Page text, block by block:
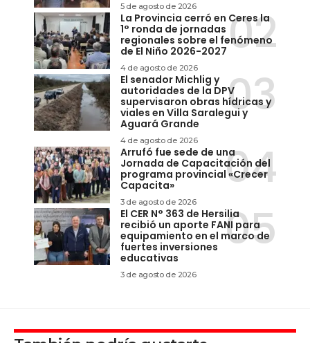
5 de agosto de 2026
La Provincia cerró en Ceres la
1° ronda de jornadas
regionales sobre el fenómeno
de El Niño 2026-2027
4 de agosto de 2026
El senador Michlig y
autoridades de la DPV
supervisaron obras hídricas y
viales en Villa Saralegui y
Aguará Grande
4 de agosto de 2026
Arrufó fue sede de una
Jornada de Capacitación del
programa provincial «Crecer
Capacita»
3 de agosto de 2026
El CER N° 363 de Hersilia
recibió un aporte FANI para
equipamiento en el marco de
fuertes inversiones
educativas
3 de agosto de 2026